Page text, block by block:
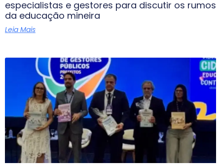
especialistas e gestores para discutir os rumos
da educação mineira
Leia Mais